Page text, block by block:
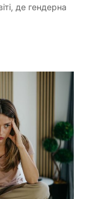
де гендерна